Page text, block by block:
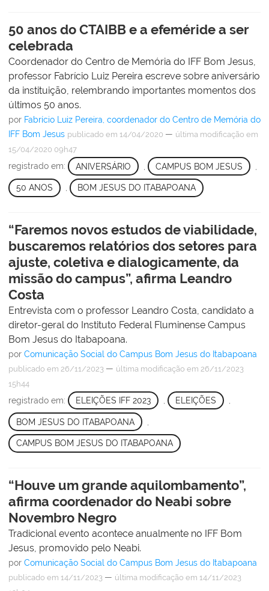
50 anos do CTAIBB e a efeméride a ser
celebrada
Coordenador do Centro de Memória do IFF Bom Jesus,
professor Fabrício Luiz Pereira escreve sobre aniversário
da instituição, relembrando importantes momentos dos
últimos 50 anos.
por Fabrício Luiz Pereira, coordenador do Centro de Memória do
IFF Bom Jesus publicado em 14/04/2020 — última modificação em
15/04/2020 09h47
registrado em: ANIVERSÁRIO CAMPUS BOM JESUS
50 ANOS , BOM JESUS DO ITABAPOANA
“Faremos novos estudos de viabilidade,
buscaremos relatórios dos setores para
ajuste, coletiva e dialogicamente, da
missão do campus”, afirma Leandro
Costa
Entrevista com o professor Leandro Costa, candidato a
diretor-geral do Instituto Federal Fluminense Campus
Bom Jesus do Itabapoana.
por Comunicação Social do Campus Bom Jesus do Itabapoana
publicado em 26/11/2023 — última modificação em 26/11/2023
15h44
registrado em: ELEIÇÕES IFF 2023 ELEIÇÕES
BOM JESUS DO ITABAPOANA
CAMPUS BOM JESUS DO ITABAPOANA
“Houve um grande aquilombamento”,
afirma coordenador do Neabi sobre
Novembro Negro
Tradicional evento acontece anualmente no IFF Bom
Jesus, promovido pelo Neabi.
por Comunicação Social do Campus Bom Jesus do Itabapoana
publicado em 14/11/2023 — última modificação em 14/11/2023